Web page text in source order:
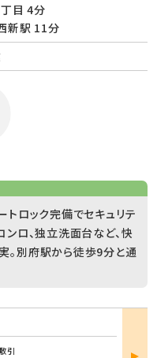
目 4分
新駅 11分
トロック完備でセキュリテ
ンロ、独立洗面台など、快
。別府駅から徒歩9分と通
引
部屋